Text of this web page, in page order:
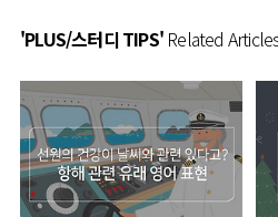
'PLUS/스터디 TIPS' Related